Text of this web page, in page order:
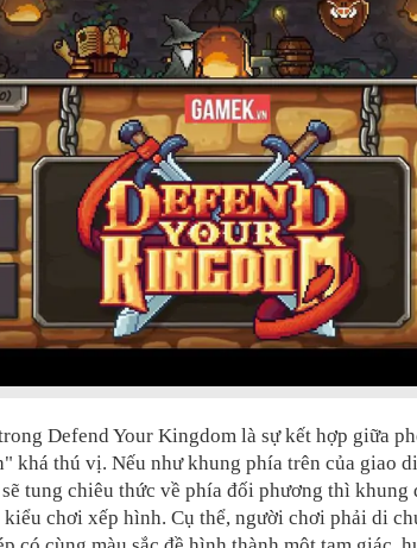
Defend Your Kingdom là sự kết hợp giữa
khá thú vị. Nếu như khung phía trên của giao
tung chiêu thức về phía đối phương thì
kiểu chơi xếp hình. Cụ thể, người chơi phải di